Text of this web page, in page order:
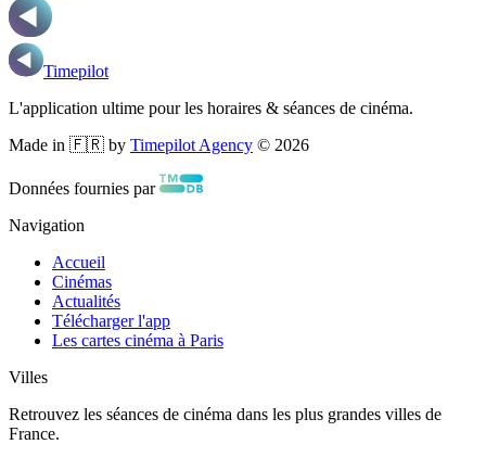
Timepilot
L'application ultime pour les horaires & séances de cinéma.
Made in 🇫🇷 by Timepilot Agency © 2026
Données fournies par
Navigation
Accueil
Cinémas
Actualités
Télécharger l'app
Les cartes cinéma à Paris
Villes
Retrouvez les séances de cinéma dans les plus grandes villes de
France.